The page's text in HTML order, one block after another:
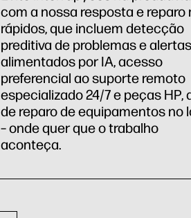
com a nossa resposta e reparo
rápidos, que incluem detecção
preditiva de problemas e alertas
alimentados por IA, acesso
preferencial ao suporte remoto
especializado 24/7 e peças HP,
de reparo de equipamentos no
– onde quer que o trabalho
aconteça.